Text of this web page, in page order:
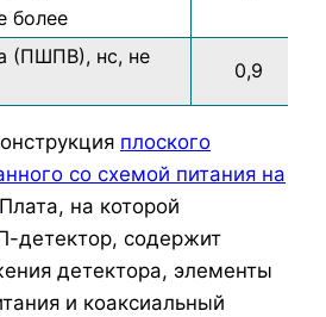
более
(ПШПВ), нс, не
0,9
плоского
со схемой питания на
на которой
детектор, содержит
детектора, элементы
и коаксиальный